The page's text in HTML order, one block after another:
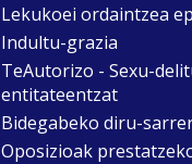
Lekukoei ordaintzea
Indultu-grazia
TeAutorizo - Sexu-
entitateentzat
Bidegabeko diru-
Oposizioak